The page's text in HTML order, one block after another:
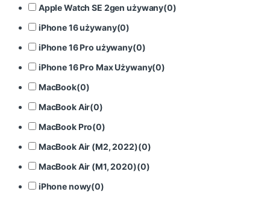
Apple Watch SE 2gen używany(0)
iPhone 16 używany(0)
iPhone 16 Pro używany(0)
iPhone 16 Pro Max Używany(0)
MacBook(0)
MacBook Air(0)
MacBook Pro(0)
MacBook Air (M2, 2022)(0)
MacBook Air (M1, 2020)(0)
iPhone nowy(0)